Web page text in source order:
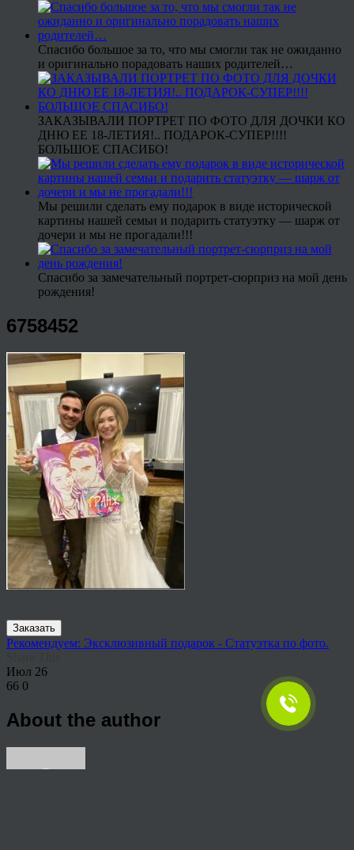
Спасибо большое за то, что мы смогли так не ожиданно
и оригинально порадовать наших родителей…
ЗАКАЗЫВАЛИ ПОРТРЕТ ПО ФОТО ДЛЯ ДОЧКИ КО
ДНЮ ЕЕ 18-ЛЕТИЯ!.. ПОДАРОК-СУПЕР!!!!
БОЛЬШОЕ СПАСИБО!
Мы решили сделать ему подарок в виде исторической
картины нашей семьи и подарить статуэтку — шарж от
дочери и мы не прогадали!!!
Спасибо за замечательный портрет-сюрприз на мой день
рождения!
6758452
Заказать
Рекомендуем: Эксклюзивный подарок - Статуэтка по фото.
Июл 26
66 0
About the author